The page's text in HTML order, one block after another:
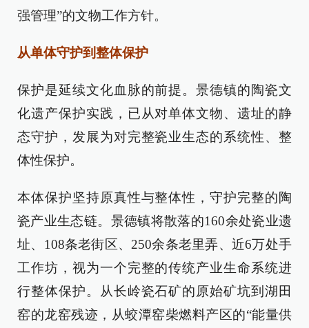
强管理”的文物工作方针。
从单体守护到整体保护
保护是延续文化血脉的前提。景德镇的陶瓷文
化遗产保护实践，已从对单体文物、遗址的静
态守护，发展为对完整瓷业生态的系统性、整
体性保护。
本体保护坚持原真性与整体性，守护完整的陶
瓷产业生态链。景德镇将散落的160余处瓷业遗
址、108条老街区、250余条老里弄、近6万处手
工作坊，视为一个完整的传统产业生命系统进
行整体保护。从长岭瓷石矿的原始矿坑到湖田
窑的龙窑残迹，从蛟潭窑柴燃料产区的“能量供